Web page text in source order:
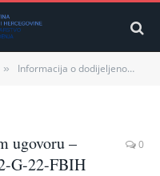
» Informacija o dodijeljenom ugovoru – BEEPAF-P165405-RfQ-12-G-22-FBIH
ugovoru –
G-22-FBIH
0